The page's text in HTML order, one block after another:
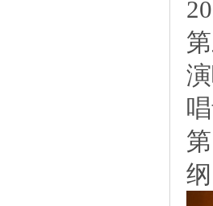
纲